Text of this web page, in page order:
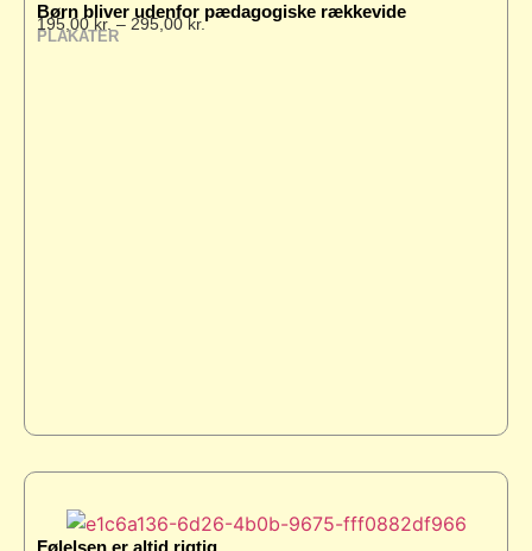
Børn bliver udenfor pædagogiske rækkevide
195,00kr. – 295,00kr.
PLAKATER